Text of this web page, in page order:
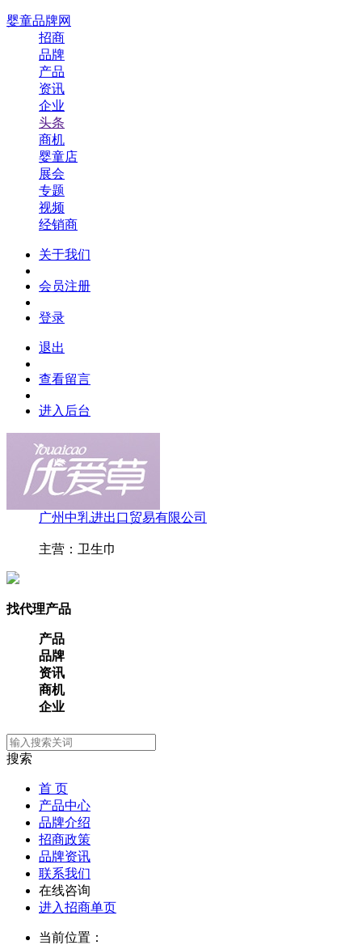
婴童品牌网
招商
品牌
产品
资讯
企业
头条
商机
婴童店
展会
专题
视频
经销商
关于我们
会员注册
登录
退出
查看留言
进入后台
广州中乳进出口贸易有限公司
主营：卫生巾
找代理产品
产品
品牌
资讯
商机
企业
搜索
首 页
产品中心
品牌介绍
招商政策
品牌资讯
联系我们
在线咨询
进入招商单页
当前位置：